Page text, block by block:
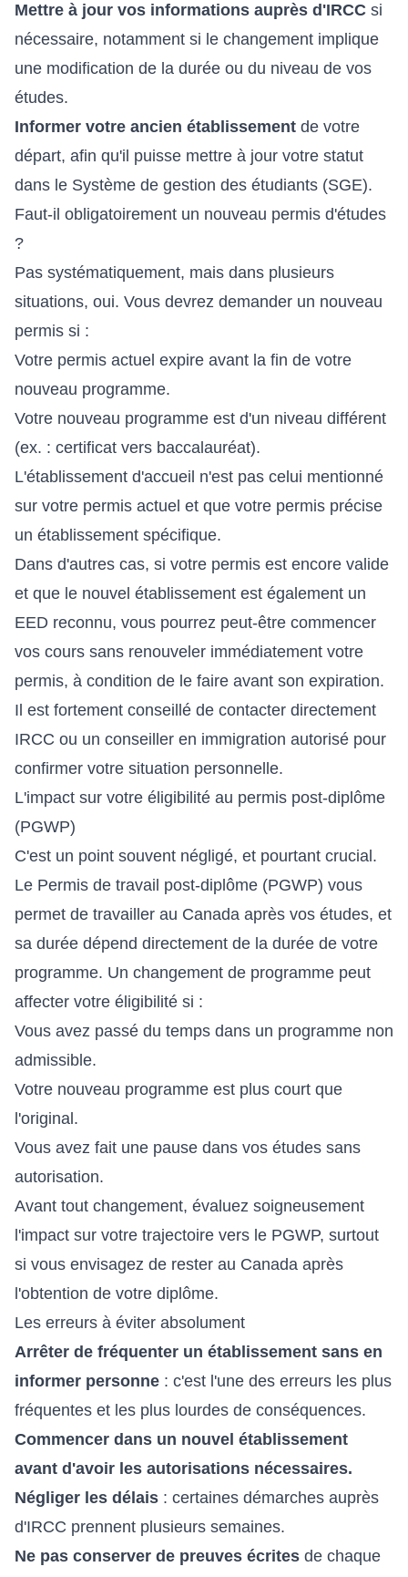
Mettre à jour vos informations auprès d'IRCC si
nécessaire, notamment si le changement implique
une modification de la durée ou du niveau de vos
études.
Informer votre ancien établissement de votre
départ, afin qu'il puisse mettre à jour votre statut
dans le Système de gestion des étudiants (SGE).
Faut-il obligatoirement un nouveau permis d'études
?
Pas systématiquement, mais dans plusieurs
situations, oui. Vous devrez demander un nouveau
permis si :
Votre permis actuel expire avant la fin de votre
nouveau programme.
Votre nouveau programme est d'un niveau différent
(ex. : certificat vers baccalauréat).
L'établissement d'accueil n'est pas celui mentionné
sur votre permis actuel et que votre permis précise
un établissement spécifique.
Dans d'autres cas, si votre permis est encore valide
et que le nouvel établissement est également un
EED reconnu, vous pourrez peut-être commencer
vos cours sans renouveler immédiatement votre
permis, à condition de le faire avant son expiration.
Il est fortement conseillé de contacter directement
IRCC ou un conseiller en immigration autorisé pour
confirmer votre situation personnelle.
L'impact sur votre éligibilité au permis post-diplôme
(PGWP)
C'est un point souvent négligé, et pourtant crucial.
Le Permis de travail post-diplôme (PGWP) vous
permet de travailler au Canada après vos études, et
sa durée dépend directement de la durée de votre
programme. Un changement de programme peut
affecter votre éligibilité si :
Vous avez passé du temps dans un programme non
admissible.
Votre nouveau programme est plus court que
l'original.
Vous avez fait une pause dans vos études sans
autorisation.
Avant tout changement, évaluez soigneusement
l'impact sur votre trajectoire vers le PGWP, surtout
si vous envisagez de rester au Canada après
l'obtention de votre diplôme.
Les erreurs à éviter absolument
Arrêter de fréquenter un établissement sans en
informer personne : c'est l'une des erreurs les plus
fréquentes et les plus lourdes de conséquences.
Commencer dans un nouvel établissement
avant d'avoir les autorisations nécessaires.
Négliger les délais : certaines démarches auprès
d'IRCC prennent plusieurs semaines.
Ne pas conserver de preuves écrites de chaque